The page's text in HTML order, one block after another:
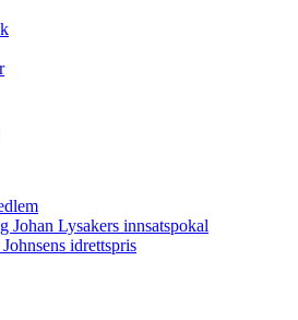
Johan Lysakers innsatspokal
idrettspris